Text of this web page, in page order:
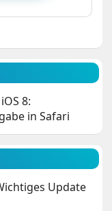
8:
in Safari
Update